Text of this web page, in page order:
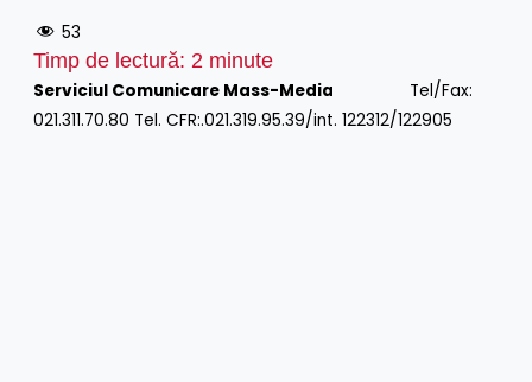
53
Timp de lectură: 2 minute
Serviciul Comunicare Mass-Media Tel/Fax:
021.311.70.80 Tel. CFR:.021.319.95.39/int. 122312/122905